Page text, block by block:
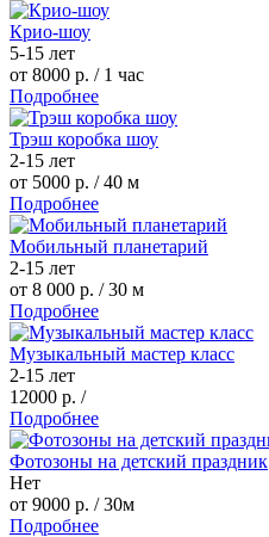
Крио-шоу
5-15 лет
от 8000 р. / 1 час
Подробнее
Трэш коробка шоу
2-15 лет
от 5000 р. / 40 м
Подробнее
Мобильный планетарий
2-15 лет
от 8 000 р. / 30 м
Подробнее
Музыкальный мастер класс
2-15 лет
12000 р. /
Подробнее
Фотозоны на детский праздник
Нет
от 9000 р. / 30м
Подробнее